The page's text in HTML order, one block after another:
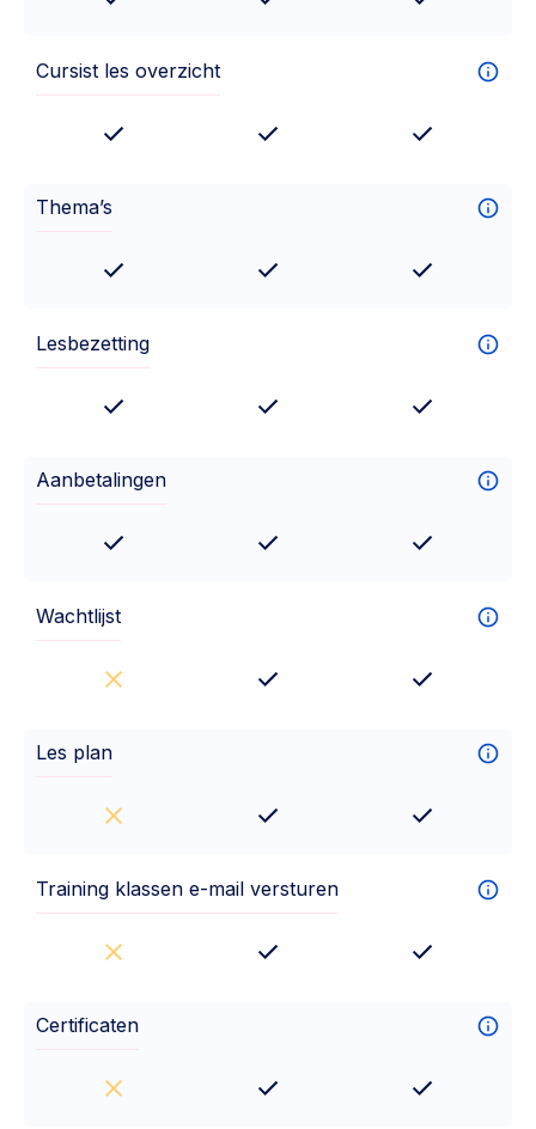
Cursist les overzicht
Thema’s
Lesbezetting
Aanbetalingen
Wachtlijst
Les plan
Training klassen e-mail versturen
Certificaten